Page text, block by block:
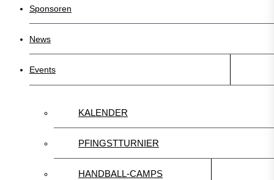
Sponsoren
News
Events
KALENDER
PFINGSTTURNIER
HANDBALL-CAMPS